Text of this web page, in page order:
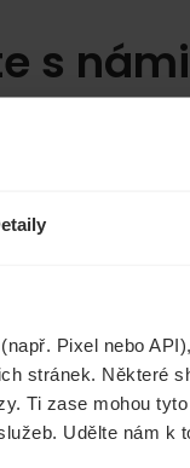
Pixel nebo
stránek. Některé
Ti zase mohou
Udělte nám k
s námi
Životní